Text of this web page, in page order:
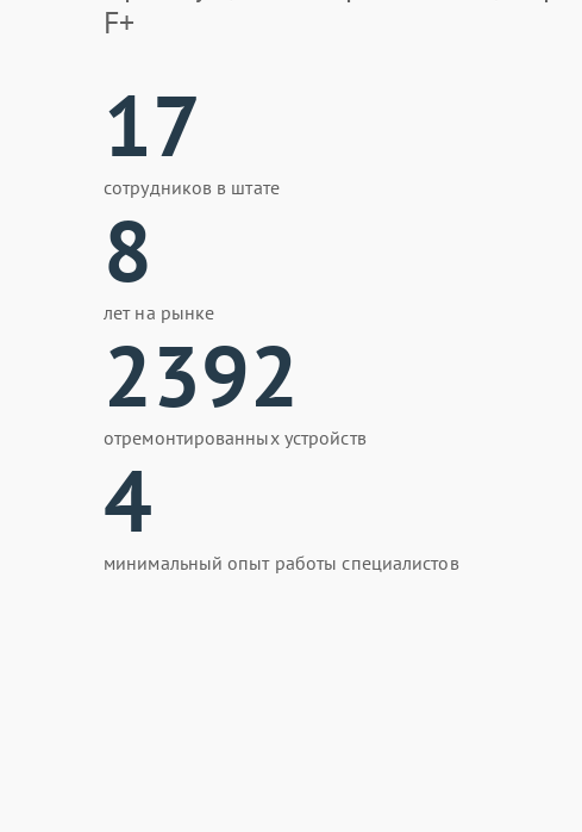
F+
17
сотрудников в штате
8
лет на рынке
2392
отремонтированных устройств
4
минимальный опыт работы специалистов